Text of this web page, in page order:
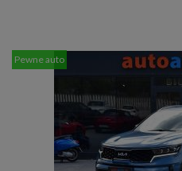
Pewne auto